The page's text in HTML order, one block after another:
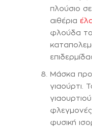
πλούσιο
αιθέρια
φλούδα
Μάσκα
γιαούρτι.
φυσική